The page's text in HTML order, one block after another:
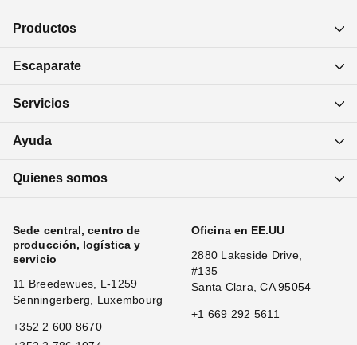
Productos
Escaparate
Servicios
Ayuda
Quienes somos
Sede central, centro de
producción, logística y
servicio
11 Breedewues, L-1259
Senningerberg, Luxembourg
+352 2 600 8670
Oficina en EE.UU
2880 Lakeside Drive,
#135
Santa Clara, CA 95054
+1 669 292 5611